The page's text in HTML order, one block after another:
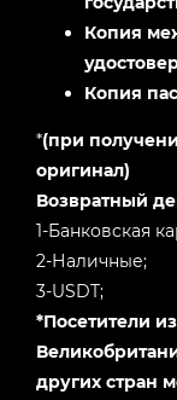
Копия
Копия
*(при
оригинал)
Возвратный
1-Банковская
2-Наличные;
3-USDT;
*Посетители
других стран